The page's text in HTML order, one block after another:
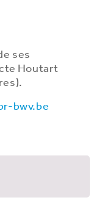
ses
Houtart
bwv.be